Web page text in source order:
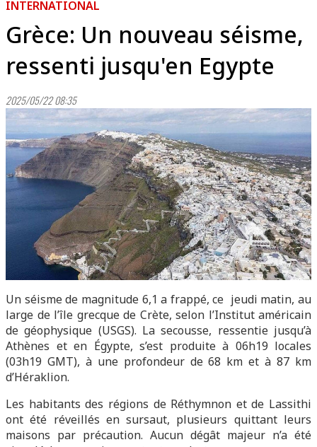
INTERNATIONAL
Grèce: Un nouveau séisme,
ressenti jusqu'en Egypte
2025/05/22 08:35
Un séisme de magnitude 6,1 a frappé, ce jeudi matin, au
large de l’île grecque de Crète, selon l’Institut américain
de géophysique (USGS). La secousse, ressentie jusqu’à
Athènes et en Égypte, s’est produite à 06h19 locales
(03h19 GMT), à une profondeur de 68 km et à 87 km
d’Héraklion.
Les habitants des régions de Réthymnon et de Lassithi
ont été réveillés en sursaut, plusieurs quittant leurs
maisons par précaution. Aucun dégât majeur n’a été